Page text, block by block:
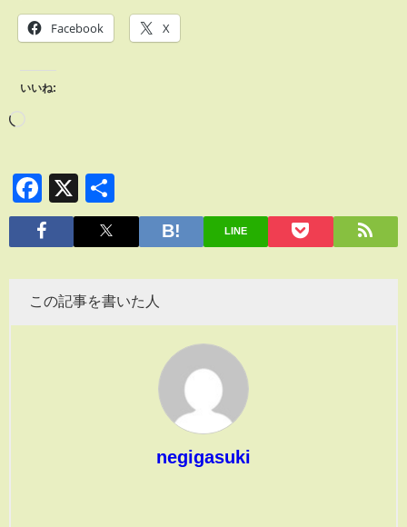
Facebook X
いいね:
Facebook
X
有
LINE
この記事を書いた人
negigasuki